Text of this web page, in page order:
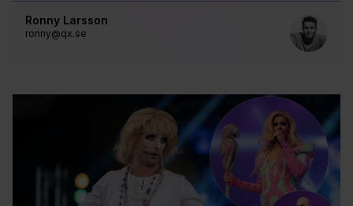
Ronny Larsson
ronny@qx.se